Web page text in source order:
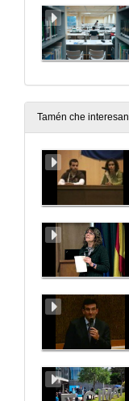
Tamén che interesan